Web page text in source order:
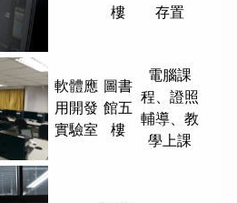
樓
存置
軟體應
用開發
實驗室
圖書
館五
樓
電腦課
程、證照
輔導、 教
學上課